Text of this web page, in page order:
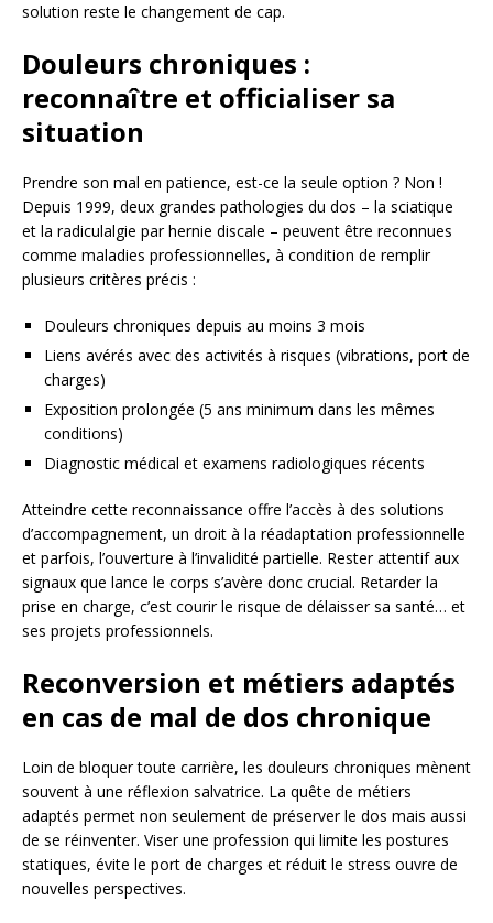
solution reste le changement de cap.
Douleurs chroniques :
reconnaître et officialiser sa
situation
Prendre son mal en patience, est-ce la seule option ? Non !
Depuis 1999, deux grandes pathologies du dos – la sciatique
et la radiculalgie par hernie discale – peuvent être reconnues
comme maladies professionnelles, à condition de remplir
plusieurs critères précis :
Douleurs chroniques depuis au moins 3 mois
Liens avérés avec des activités à risques (vibrations, port de
charges)
Exposition prolongée (5 ans minimum dans les mêmes
conditions)
Diagnostic médical et examens radiologiques récents
Atteindre cette reconnaissance offre l’accès à des solutions
d’accompagnement, un droit à la réadaptation professionnelle
et parfois, l’ouverture à l’invalidité partielle. Rester attentif aux
signaux que lance le corps s’avère donc crucial. Retarder la
prise en charge, c’est courir le risque de délaisser sa santé… et
ses projets professionnels.
Reconversion et métiers adaptés
en cas de mal de dos chronique
Loin de bloquer toute carrière, les douleurs chroniques mènent
souvent à une réflexion salvatrice. La quête de métiers
adaptés permet non seulement de préserver le dos mais aussi
de se réinventer. Viser une profession qui limite les postures
statiques, évite le port de charges et réduit le stress ouvre de
nouvelles perspectives.